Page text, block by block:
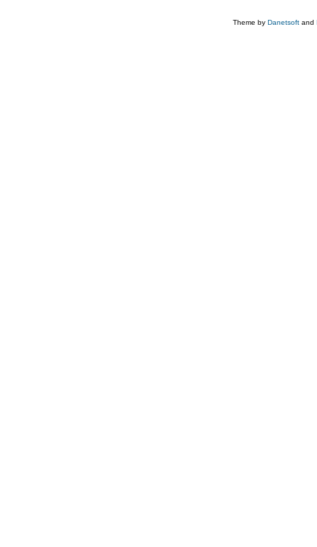
Theme by Danetsoft and